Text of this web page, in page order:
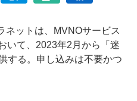
ットは、MVNOサービス
いて、2023年2月から「迷
する。申し込みは不要かつ